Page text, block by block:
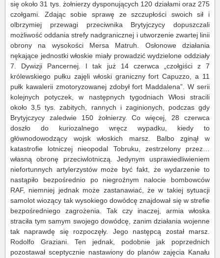
się około 31 tys. żołnierzy dysponujących 120 działami oraz 275
czołgami. Zdając sobie sprawę ze szczupłości swoich sił i
olbrzymiej przewagi przeciwnika Brytyjczycy dopuszczali
możliwość oddania strefy nadgranicznej i utworzenie zwartej linii
obrony na wysokości Mersa Matruh. Osłonowe działania
nękające jednostki włoskie miały prowadzić wydzielone oddziały
7. Dywizji Pancernej. I tak już 14 czerwca „czołgiści z 7
królewskiego pułku zajęli włoski graniczny fort Capuzzo, a 11
pułk kawalerii zmotoryzowanej zdobył fort Maddalena”. W serii
kolejnych potyczek, w następnych tygodniach Włosi stracili
około 3,5 tys. zabitych, rannych i zaginionych, podczas gdy
Brytyjczycy zaledwie 150 żołnierzy. Co więcej, 28 czerwca
doszło do kuriozalnego wręcz wypadku, kiedy to
głównodowodzący wojsk włoskich marsz. Balbo zginął w
katastrofie lotniczej nieopodal Tobruku, zestrzelony przez…
własną obronę przeciwlotniczą. Jedynym usprawiedliwieniem
niefortunnych artylerzystów może być fakt, że wydarzenie to
nastąpiło bezpośrednio po niegroźnym nalocie bombowców
RAF, niemniej jednak może zastanawiać, że w takiej sytuacji
samolot wiozący tak wysokiego dowódcę znajdował się w strefie
bezpośredniego zagrożenia. Tak czy inaczej, armia włoska
straciła tym samym swojego dowódcę, zanim działania wojenne
tak naprawdę się rozpoczęły. Jego następcą został marsz.
Rodolfo Graziani. Ten jednak, podobnie jak poprzednich
pozostawał sceptycznie nastawiony do planów zajęcia Kanału